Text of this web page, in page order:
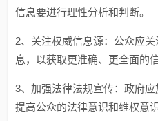
信息要进行理性分析和判断。
2、关注权威信息源：公众应
息，以获取更准确、更全面的信
3、加强法律法规宣传：政府应
提高公众的法律意识和维权意识